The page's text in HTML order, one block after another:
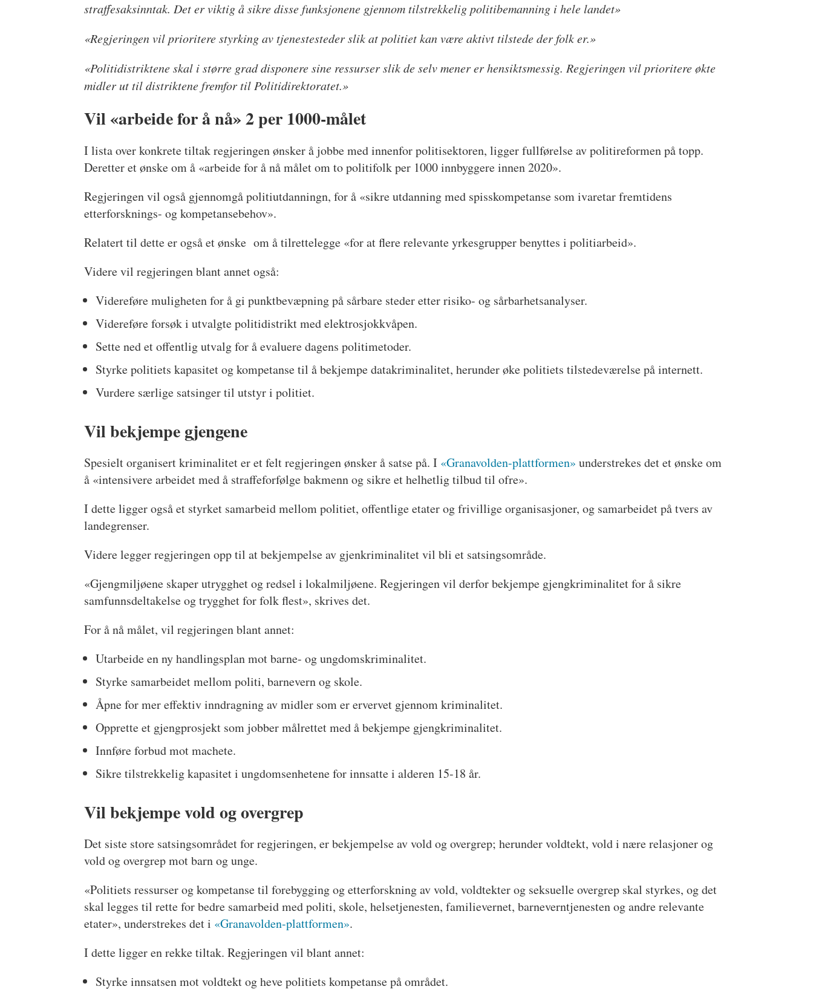
straffesaksinntak. Det er viktig å sikre disse funksjonene gjennom tilstrekkelig politibemanning i hele landet»
«Regjeringen vil prioritere styrking av tjenestesteder slik at politiet kan være aktivt tilstede der folk er.»
«Politidistriktene skal i større grad disponere sine ressurser slik de selv mener er hensiktsmessig. Regjeringen vil prioritere økte
midler ut til distriktene fremfor til Politidirektoratet.»
Vil «arbeide for å nå» 2 per 1000-målet
I lista over konkrete tiltak regjeringen ønsker å jobbe med innenfor politisektoren, ligger fullførelse av politireformen på topp.
Deretter et ønske om å «arbeide for å nå målet om to politifolk per 1000 innbyggere innen 2020».
Regjeringen vil også gjennomgå politiutdanningn, for å «sikre utdanning med spisskompetanse som ivaretar fremtidens
etterforsknings- og kompetansebehov».
Relatert til dette er også et ønske om å tilrettelegge «for at flere relevante yrkesgrupper benyttes i politiarbeid».
Videre vil regjeringen blant annet også:
Videreføre muligheten for å gi punktbevæpning på sårbare steder etter risiko- og sårbarhetsanalyser.
Videreføre forsøk i utvalgte politidistrikt med elektrosjokkvåpen.
Sette ned et offentlig utvalg for å evaluere dagens politimetoder.
Styrke politiets kapasitet og kompetanse til å bekjempe datakriminalitet, herunder øke politiets tilstedeværelse på internett.
Vurdere særlige satsinger til utstyr i politiet.
Vil bekjempe gjengene
Spesielt organisert kriminalitet er et felt regjeringen ønsker å satse på. I «Granavolden-plattformen» understrekes det et ønske om
å «intensivere arbeidet med å straffeforfølge bakmenn og sikre et helhetlig tilbud til ofre».
I dette ligger også et styrket samarbeid mellom politiet, offentlige etater og frivillige organisasjoner, og samarbeidet på tvers av
landegrenser.
Videre legger regjeringen opp til at bekjempelse av gjenkriminalitet vil bli et satsingsområde.
«Gjengmiljøene skaper utrygghet og redsel i lokalmiljøene. Regjeringen vil derfor bekjempe gjengkriminalitet for å sikre
samfunnsdeltakelse og trygghet for folk flest», skrives det.
For å nå målet, vil regjeringen blant annet:
Utarbeide en ny handlingsplan mot barne- og ungdomskriminalitet.
Styrke samarbeidet mellom politi, barnevern og skole.
Åpne for mer effektiv inndragning av midler som er ervervet gjennom kriminalitet.
Opprette et gjengprosjekt som jobber målrettet med å bekjempe gjengkriminalitet.
Innføre forbud mot machete.
Sikre tilstrekkelig kapasitet i ungdomsenhetene for innsatte i alderen 15-18 år.
Vil bekjempe vold og overgrep
Det siste store satsingsområdet for regjeringen, er bekjempelse av vold og overgrep; herunder voldtekt, vold i nære relasjoner og
vold og overgrep mot barn og unge.
«Politiets ressurser og kompetanse til forebygging og etterforskning av vold, voldtekter og seksuelle overgrep skal styrkes, og det
skal legges til rette for bedre samarbeid med politi, skole, helsetjenesten, familievernet, barneverntjenesten og andre relevante
etater», understrekes det i «Granavolden-plattformen».
I dette ligger en rekke tiltak. Regjeringen vil blant annet:
Styrke innsatsen mot voldtekt og heve politiets kompetanse på området.